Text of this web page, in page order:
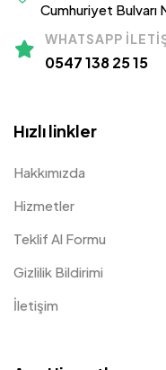
Cumhuriyet
WHATSAPP
0547 138 25 15
Hızlı linkler
Hakkımızda
Hizmetler
Teklif Al Formu
Gizlilik Bildirimi
İletişim